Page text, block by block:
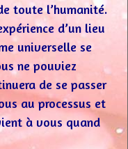
toute l’humanité.
d’un lieu
universelle se
ne pouviez
de se passer
au processus et
à vous quand